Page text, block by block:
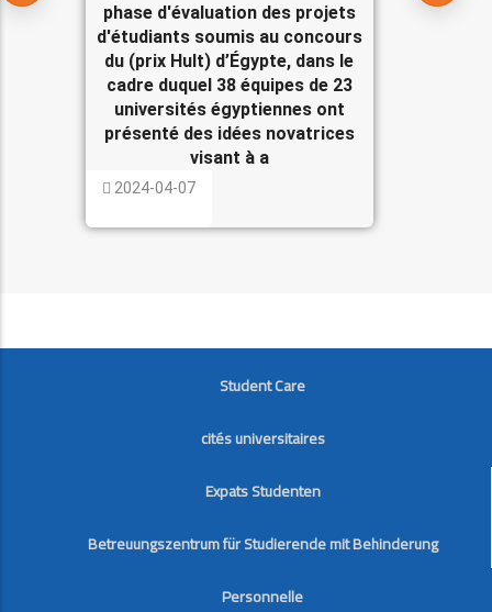
phase d'évaluation des projets
d'étudiants soumis au concours
du (prix Hult) d’Égypte, dans le
cadre duquel 38 équipes de 23
universités égyptiennes ont
présenté des idées novatrices
visant à a
2024-04-07
FOOTER
Student Care
cités universitaires
Expats Studenten
Betreuungszentrum für Studierende mit Behinderung
Personnelle